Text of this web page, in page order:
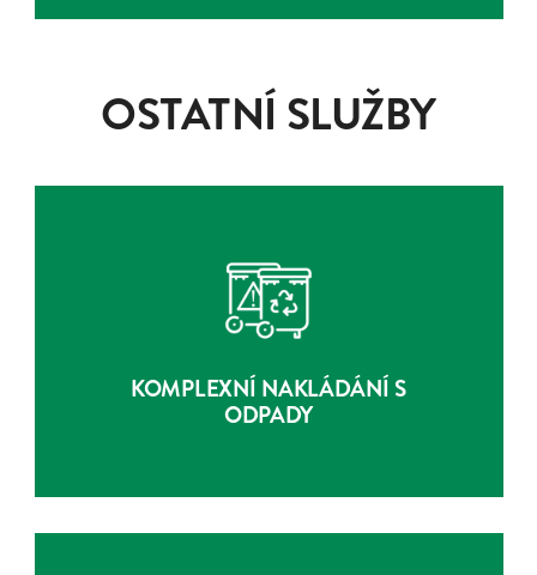
OSTATNÍ SLUŽBY
KOMPLEXNÍ NAKLÁDÁNÍ S
ODPADY
KOMPLEXNÍ NAKLÁDÁNÍ S
ODPADY
O SLUŽBĚ